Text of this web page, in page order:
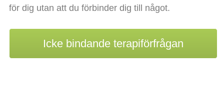
för dig utan att du förbinder dig till något.
Icke bindande terapiförfrågan